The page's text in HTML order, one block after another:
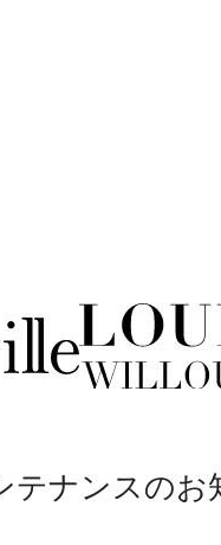
テナンスのお